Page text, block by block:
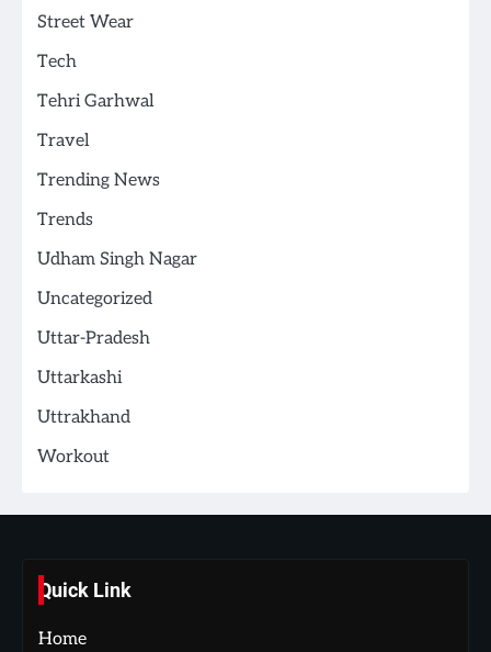
Street Wear
Tech
Tehri Garhwal
Travel
Trending News
Trends
Udham Singh Nagar
Uncategorized
Uttar-Pradesh
Uttarkashi
Uttrakhand
Workout
Quick Link
Home